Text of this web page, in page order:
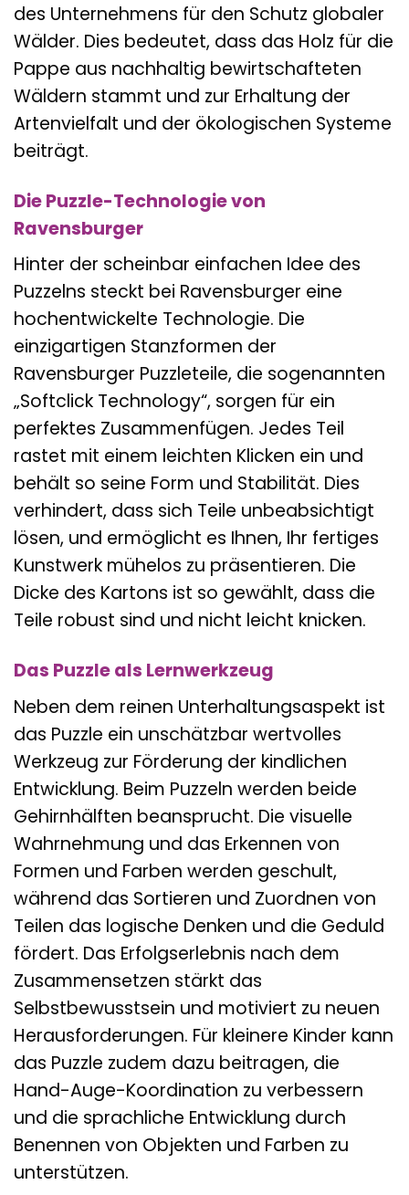
des Unternehmens für den Schutz globaler
Wälder. Dies bedeutet, dass das Holz für die
Pappe aus nachhaltig bewirtschafteten
Wäldern stammt und zur Erhaltung der
Artenvielfalt und der ökologischen Systeme
beiträgt.
Die Puzzle-Technologie von
Ravensburger
Hinter der scheinbar einfachen Idee des
Puzzelns steckt bei Ravensburger eine
hochentwickelte Technologie. Die
einzigartigen Stanzformen der
Ravensburger Puzzleteile, die sogenannten
„Softclick Technology“, sorgen für ein
perfektes Zusammenfügen. Jedes Teil
rastet mit einem leichten Klicken ein und
behält so seine Form und Stabilität. Dies
verhindert, dass sich Teile unbeabsichtigt
lösen, und ermöglicht es Ihnen, Ihr fertiges
Kunstwerk mühelos zu präsentieren. Die
Dicke des Kartons ist so gewählt, dass die
Teile robust sind und nicht leicht knicken.
Das Puzzle als Lernwerkzeug
Neben dem reinen Unterhaltungsaspekt ist
das Puzzle ein unschätzbar wertvolles
Werkzeug zur Förderung der kindlichen
Entwicklung. Beim Puzzeln werden beide
Gehirnhälften beansprucht. Die visuelle
Wahrnehmung und das Erkennen von
Formen und Farben werden geschult,
während das Sortieren und Zuordnen von
Teilen das logische Denken und die Geduld
fördert. Das Erfolgserlebnis nach dem
Zusammensetzen stärkt das
Selbstbewusstsein und motiviert zu neuen
Herausforderungen. Für kleinere Kinder kann
das Puzzle zudem dazu beitragen, die
Hand-Auge-Koordination zu verbessern
und die sprachliche Entwicklung durch
Benennen von Objekten und Farben zu
unterstützen.